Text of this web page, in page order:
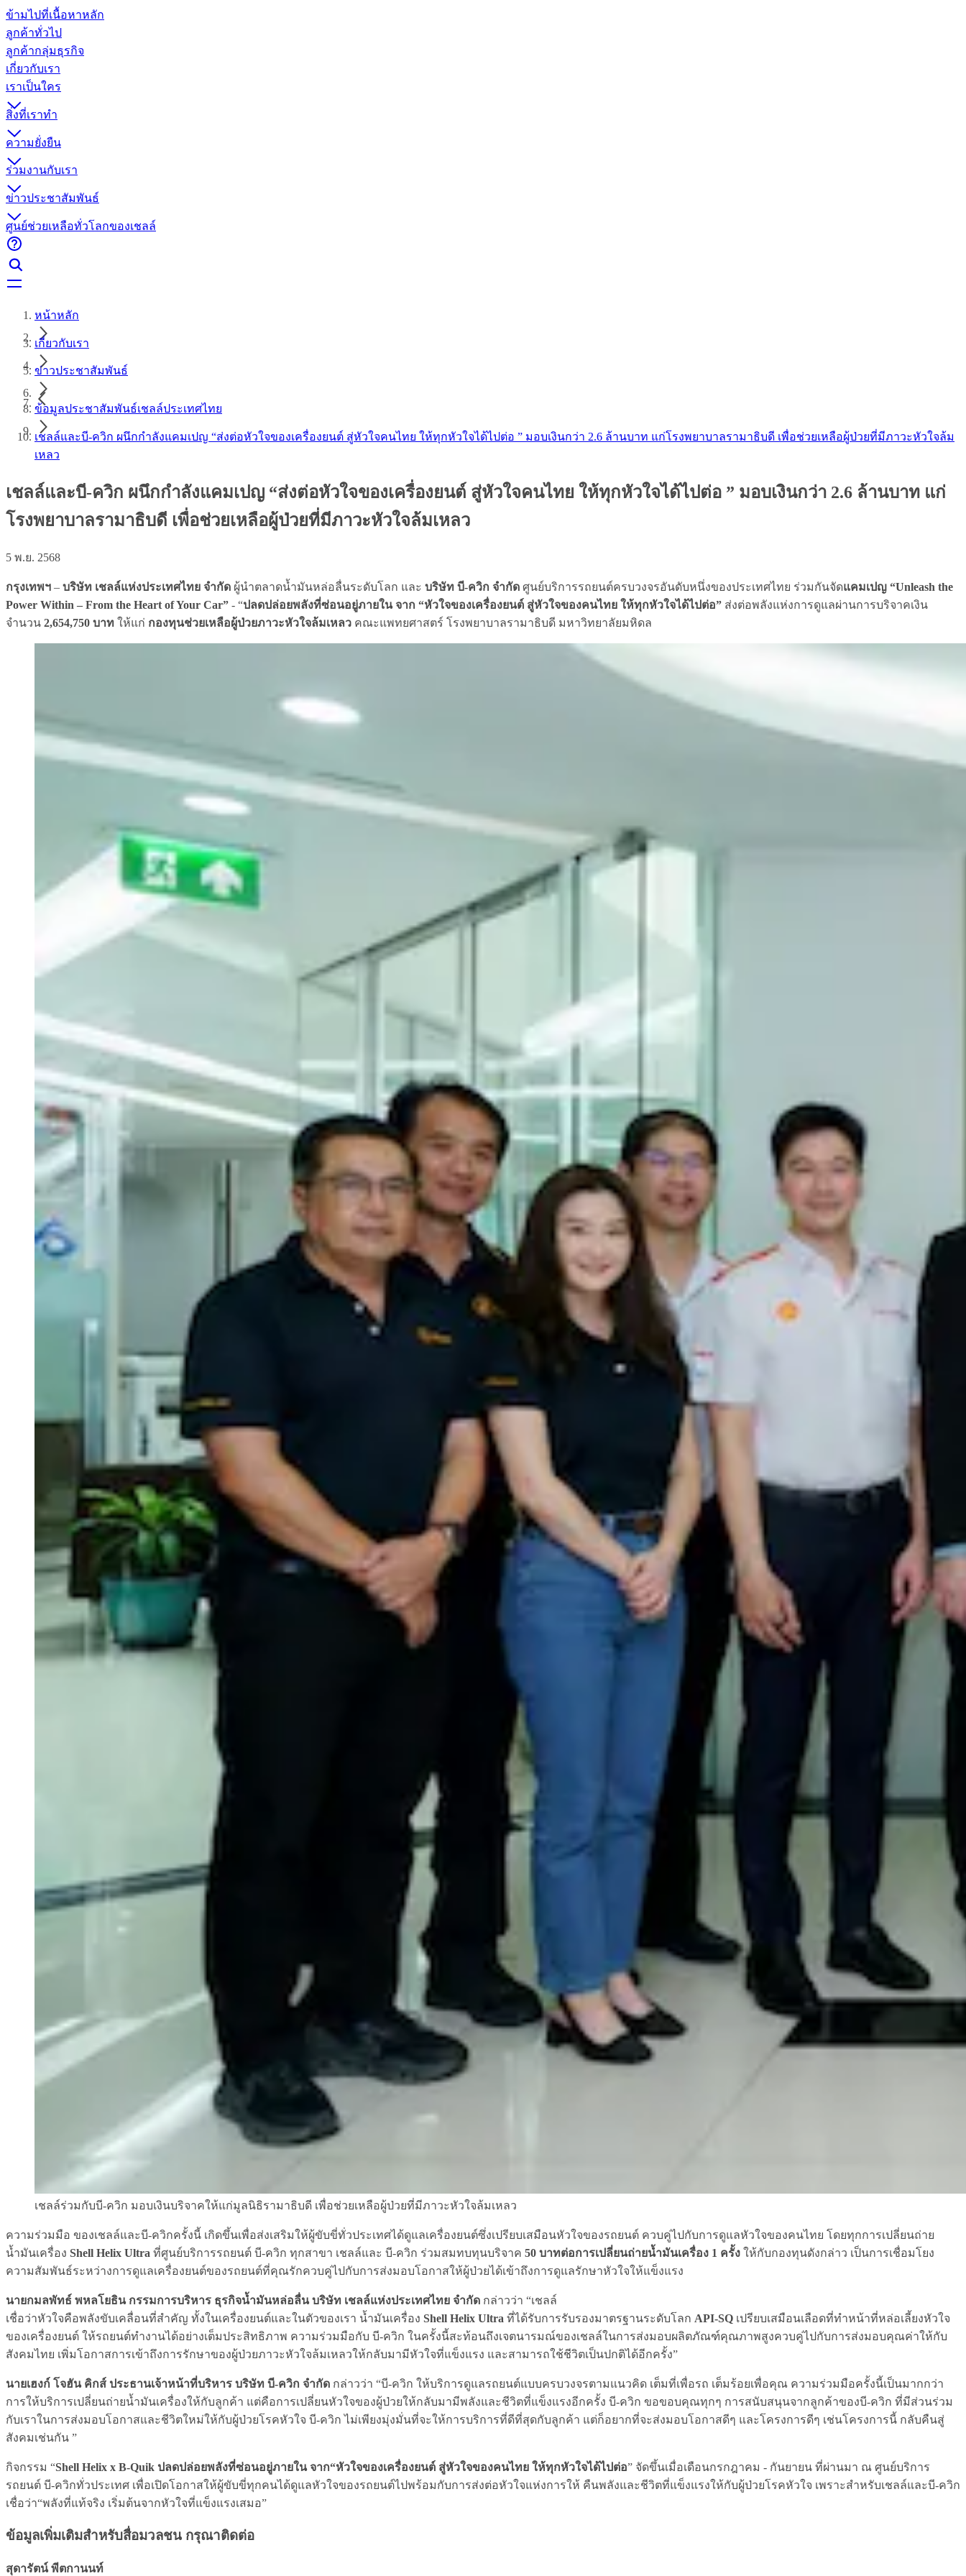
ข้ามไปที่เนื้อหาหลัก
ลูกค้าทั่วไป
ลูกค้ากลุ่มธุรกิจ
เกี่ยวกับเรา
เราเป็นใคร
สิ่งที่เราทำ
ความยั่งยืน
ร่วมงานกับเรา
ข่าวประชาสัมพันธ์
ศูนย์ช่วยเหลือทั่วโลกของเชลล์
หน้าหลัก
เกี่ยวกับเรา
ข่าวประชาสัมพันธ์
ข้อมูลประชาสัมพันธ์เชลล์ประเทศไทย
เชลล์และบี-ควิก ผนึกกำลังแคมเปญ “ส่งต่อหัวใจของเครื่องยนต์ สู่หัวใจคนไทย ให้ทุกหัวใจได้ไปต่อ ” มอบเงินกว่า 2.6 ล้านบาท แก่โรงพยาบาลรามาธิบดี เพื่อช่วยเหลือผู้ป่วยที่มีภาวะหัวใจล้ม
เหลว
เชลล์และบี-ควิก ผนึกกำลังแคมเปญ “ส่งต่อหัวใจของเครื่องยนต์ สู่หัวใจคนไทย ให้ทุกหัวใจได้ไปต่อ ” มอบเงินกว่า 2.6 ล้านบาท แก่
โรงพยาบาลรามาธิบดี เพื่อช่วยเหลือผู้ป่วยที่มีภาวะหัวใจล้มเหลว
5 พ.ย. 2568
กรุงเทพฯ – บริษัท เชลล์แห่งประเทศไทย จำกัด ผู้นำตลาดน้ำมันหล่อลื่นระดับโลก และ บริษัท บี-ควิก จำกัด ศูนย์บริการรถยนต์ครบวงจรอันดับหนึ่งของประเทศไทย ร่วมกันจัดแคมเปญ “Unleash the
Power Within – From the Heart of Your Car” - “ปลดปล่อยพลังที่ซ่อนอยู่ภายใน จาก “หัวใจของเครื่องยนต์ สู่หัวใจของคนไทย ให้ทุกหัวใจได้ไปต่อ” ส่งต่อพลังแห่งการดูแลผ่านการบริจาคเงิน
จำนวน 2,654,750 บาท ให้แก่ กองทุนช่วยเหลือผู้ป่วยภาวะหัวใจล้มเหลว คณะแพทยศาสตร์ โรงพยาบาลรามาธิบดี มหาวิทยาลัยมหิดล
เชลล์ร่วมกับบี-ควิก มอบเงินบริจาคให้แก่มูลนิธิรามาธิบดี เพื่อช่วยเหลือผู้ป่วยที่มีภาวะหัวใจล้มเหลว
ความร่วมมือ ของเชลล์และบี-ควิกครั้งนี้ เกิดขึ้นเพื่อส่งเสริมให้ผู้ขับขี่ทั่วประเทศได้ดูแลเครื่องยนต์ซึ่งเปรียบเสมือนหัวใจของรถยนต์ ควบคู่ไปกับการดูแลหัวใจของคนไทย โดยทุกการเปลี่ยนถ่าย
น้ำมันเครื่อง Shell Helix Ultra ที่ศูนย์บริการรถยนต์ บี-ควิก ทุกสาขา เชลล์และ บี-ควิก ร่วมสมทบทุนบริจาค 50 บาทต่อการเปลี่ยนถ่ายน้ำมันเครื่อง 1 ครั้ง ให้กับกองทุนดังกล่าว เป็นการเชื่อมโยง
ความสัมพันธ์ระหว่างการดูแลเครื่องยนต์ของรถยนต์ที่คุณรักควบคู่ไปกับการส่งมอบโอกาสให้ผู้ป่วยได้เข้าถึงการดูแลรักษาหัวใจให้แข็งแรง
นายกมลพัทธ์ พหลโยธิน กรรมการบริหาร ธุรกิจน้ำมันหล่อลื่น บริษัท เชลล์แห่งประเทศไทย จำกัด กล่าวว่า “เชลล์
เชื่อว่าหัวใจคือพลังขับเคลื่อนที่สำคัญ ทั้งในเครื่องยนต์และในตัวของเรา น้ำมันเครื่อง Shell Helix Ultra ที่ได้รับการรับรองมาตรฐานระดับโลก API-SQ เปรียบเสมือนเลือดที่ทำหน้าที่หล่อเลี้ยงหัวใจ
ของเครื่องยนต์ ให้รถยนต์ทำงานได้อย่างเต็มประสิทธิภาพ ความร่วมมือกับ บี-ควิก ในครั้งนี้สะท้อนถึงเจตนารมณ์ของเชลล์ในการส่งมอบผลิตภัณฑ์คุณภาพสูงควบคู่ไปกับการส่งมอบคุณค่าให้กับ
สังคมไทย เพิ่มโอกาสการเข้าถึงการรักษาของผู้ป่วยภาวะหัวใจล้มเหลวให้กลับมามีหัวใจที่แข็งแรง และสามารถใช้ชีวิตเป็นปกติได้อีกครั้ง”
นายเฮงก์ โจฮัน คิกส์ ประธานเจ้าหน้าที่บริหาร บริษัท บี-ควิก จำกัด กล่าวว่า “บี-ควิก ให้บริการดูแลรถยนต์แบบครบวงจรตามแนวคิด เต็มที่เพื่อรถ เต็มร้อยเพื่อคุณ ความร่วมมือครั้งนี้เป็นมากกว่า
การให้บริการเปลี่ยนถ่ายน้ำมันเครื่องให้กับลูกค้า แต่คือการเปลี่ยนหัวใจของผู้ป่วยให้กลับมามีพลังและชีวิตที่แข็งแรงอีกครั้ง บี-ควิก ขอขอบคุณทุกๆ การสนับสนุนจากลูกค้าของบี-ควิก ที่มีส่วนร่วม
กับเราในการส่งมอบโอกาสและชีวิตใหม่ให้กับผู้ป่วยโรคหัวใจ บี-ควิก ไม่เพียงมุ่งมั่นที่จะให้การบริการที่ดีที่สุดกับลูกค้า แต่ก็อยากที่จะส่งมอบโอกาสดีๆ และโครงการดีๆ เช่นโครงการนี้ กลับคืนสู่
สังคมเช่นกัน ”
กิจกรรม “Shell Helix x B-Quik ปลดปล่อยพลังที่ซ่อนอยู่ภายใน จาก“หัวใจของเครื่องยนต์ สู่หัวใจของคนไทย ให้ทุกหัวใจได้ไปต่อ” จัดขึ้นเมื่อเดือนกรกฎาคม - กันยายน ที่ผ่านมา ณ ศูนย์บริการ
รถยนต์ บี-ควิกทั่วประเทศ เพื่อเปิดโอกาสให้ผู้ขับขี่ทุกคนได้ดูแลหัวใจของรถยนต์ไปพร้อมกับการส่งต่อหัวใจแห่งการให้ คืนพลังและชีวิตที่แข็งแรงให้กับผู้ป่วยโรคหัวใจ เพราะสำหรับเชลล์และบี-ควิก
เชื่อว่า“พลังที่แท้จริง เริ่มต้นจากหัวใจที่แข็งแรงเสมอ”
ข้อมูลเพิ่มเติมสำหรับสื่อมวลชน กรุณาติดต่อ
สุดารัตน์ พีตกานนท์